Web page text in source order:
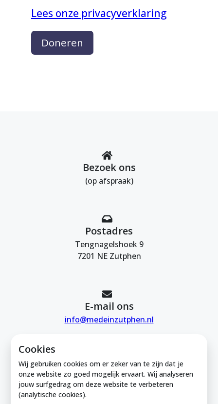
Cookies
Wij gebruiken cookies om er zeker van te zijn dat je
onze website zo goed mogelijk ervaart. Wij analyseren
jouw surfgedrag om deze website te verbeteren
(analytische cookies).
Lees onze privacyverklaring
Doneren
Bezoek ons
(op afspraak)
Postadres
Tengnagelshoek 9
7201 NE Zutphen
E-mail ons
info@medeinzutphen.nl
Mede in Zutphen is onderdeel van de
Zutphense Uitdaging. KVK Zutphense